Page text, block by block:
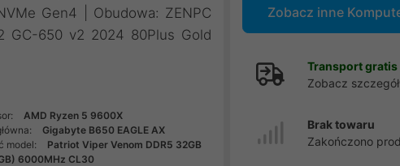
Gen4 | Obudowa: ZENPC
GC-650 v2 2024 80Plus Gold
AMD Ryzen 5 9600X
Gigabyte B650 EAGLE AX
model:
Patriot Viper Venom DDR5 32GB
6000MHz CL30
Zobacz inne
Transport gratis
Zobacz
Brak towaru
Zakończono